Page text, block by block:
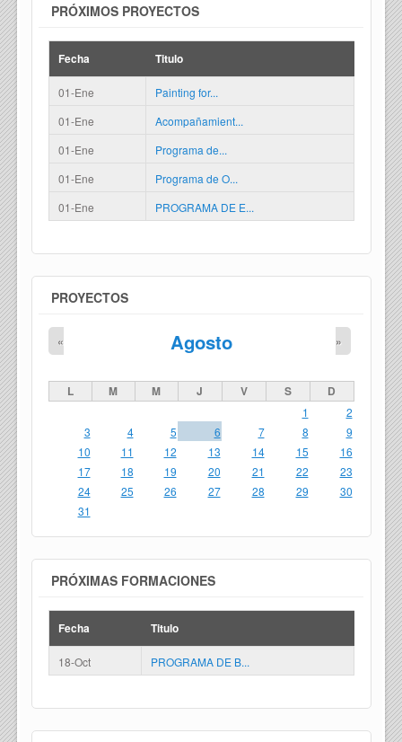
PRÓXIMOS PROYECTOS
Fecha Titulo
01-Ene
Painting for...
01-Ene
Acompañamient...
01-Ene
Programa de...
01-Ene
Programa de O...
01-Ene
PROGRAMA DE E...
PROYECTOS
Agosto
« »
L M M J V S D
1
2
3
4 5 6 7 8
9
10
11 12 13 14 15
16
17
18 19 20 21 22
23
24
25 26 27 28 29
30
31
PRÓXIMAS FORMACIONES
Fecha Titulo
18-Oct PROGRAMA DE B...